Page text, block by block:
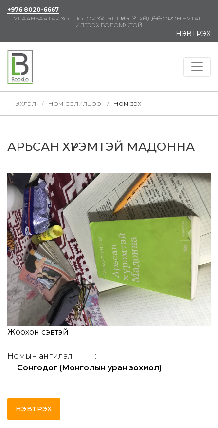
+976 8020-6667
УЛААНБААТАР ХОТ ДОТОР ХҮРГЭЛТ ҮНЭГҮЙ. ХӨДӨӨ ОРОН НУТАГТ
ИЛГЭЭХ БОЛОМЖТОЙ.
НЭВТРЭХ
Эхлэл Ном солилцоо Ном үзэх
АРЬСАН ХҮРЭМТЭЙ МАДОННА
Жоохон сэвтэй
Номын ангилал
:
Сонгодог (Монголын уран зохиол)
НЭВТРЭХ